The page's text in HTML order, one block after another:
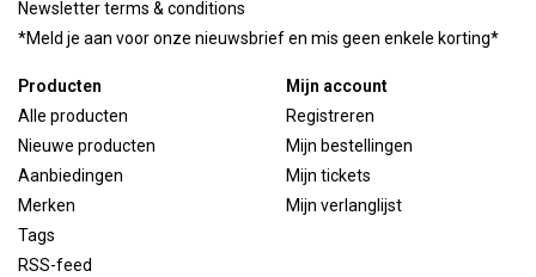
Newsletter terms & conditions
*Meld je aan voor onze nieuwsbrief en mis geen enkele korting*
Producten
Alle producten
Nieuwe producten
Aanbiedingen
Merken
Tags
RSS-feed
Mijn account
Registreren
Mijn bestellingen
Mijn tickets
Mijn verlanglijst